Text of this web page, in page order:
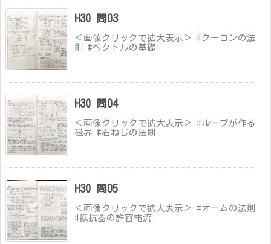
H30 問03
＜画像クリックで拡大表示＞ #クーロンの法
則 #ベクトルの基礎
H30 問04
＜画像クリックで拡大表示＞ #ループが作る
磁界 #右ねじの法則
H30 問05
＜画像クリックで拡大表示＞ #オームの法則
#抵抗器の許容電流